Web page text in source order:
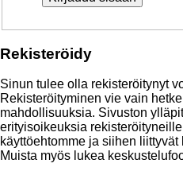
Rekisteröidy
Sinun tulee olla rekisteröitynyt
Rekisteröityminen vie vain
mahdollisuuksia. Sivuston
erityisoikeuksia
käyttöehtomme ja siihen
Muista myös lukea